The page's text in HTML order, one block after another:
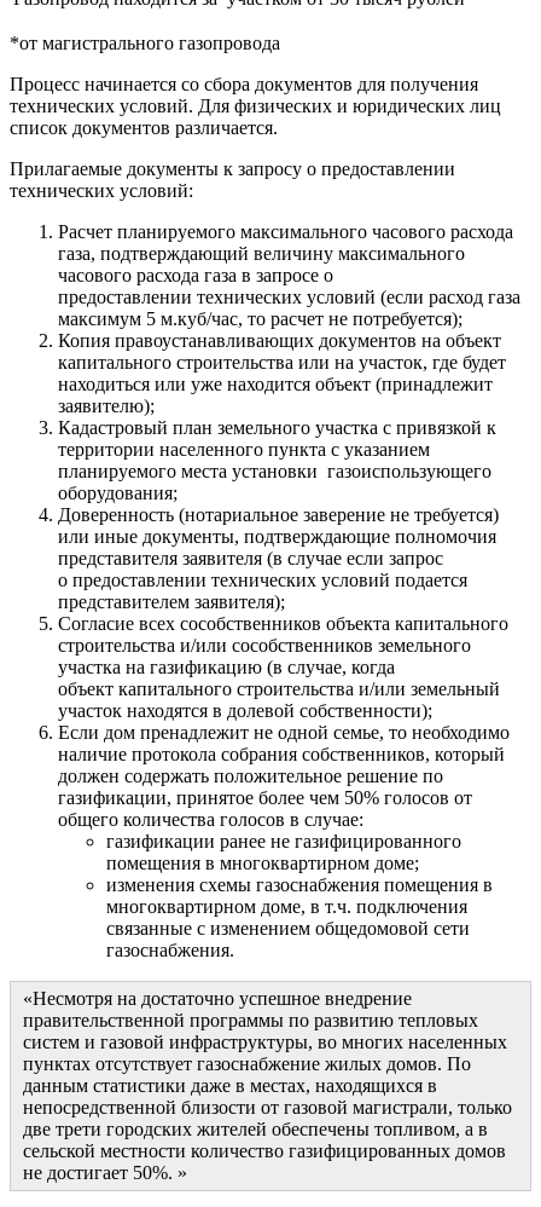
*от магистрального газопровода
Процесс начинается со сбора документов для получения
технических условий. Для физических и юридических лиц
список документов различается.
Прилагаемые документы к запросу о предоставлении
технических условий:
Расчет планируемого максимального часового расхода
газа, подтверждающий величину максимального
часового расхода газа в запросе о
предоставлении технических условий (если расход газа
максимум 5 м.куб/час, то расчет не потребуется);
Копия правоустанавливающих документов на объект
капитального строительства или на участок, где будет
находиться или уже находится объект (принадлежит
заявителю);
Кадастровый план земельного участка с привязкой к
территории населенного пункта с указанием
планируемого места установки газоиспользующего
оборудования;
Доверенность (нотариальное заверение не требуется)
или иные документы, подтверждающие полномочия
представителя заявителя (в случае если запрос
о предоставлении технических условий подается
представителем заявителя);
Согласие всех сособственников объекта капитального
строительства и/или сособственников земельного
участка на газификацию (в случае, когда
объект капитального строительства и/или земельный
участок находятся в долевой собственности);
Если дом пренадлежит не одной семье, то необходимо
наличие протокола собрания собственников, который
должен содержать положительное решение по
газификации, принятое более чем 50% голосов от
общего количества голосов в случае:
газификации ранее не газифицированного
помещения в многоквартирном доме;
изменения схемы газоснабжения помещения в
многоквартирном доме, в т.ч. подключения
связанные с изменением общедомовой сети
газоснабжения.
Несмотря на достаточно успешное внедрение
правительственной программы по развитию тепловых
систем и газовой инфраструктуры, во многих населенных
пунктах отсутствует газоснабжение жилых домов. По
данным статистики даже в местах, находящихся в
непосредственной близости от газовой магистрали, только
две трети городских жителей обеспечены топливом, а в
сельской местности количество газифицированных домов
не достигает 50%.